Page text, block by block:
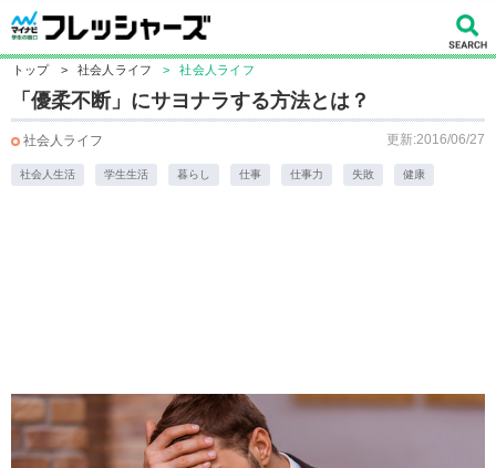
トップ > 社会人ライフ > 社会人ライフ
「優柔不断」にサヨナラする方法とは？
社会人ライフ 更新:2016/06/27
社会人生活 学生生活 暮らし 仕事 仕事力 失敗 健康